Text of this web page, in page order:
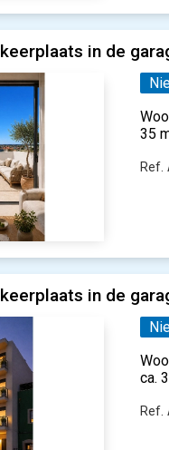
in de
35
Ref.
in de
ca.
Ref.